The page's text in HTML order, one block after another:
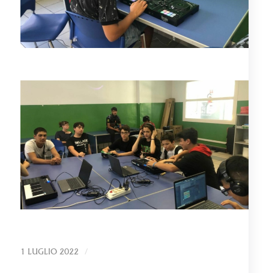
1 LUGLIO 2022 /